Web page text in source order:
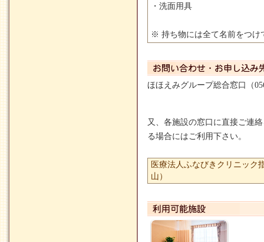
・洗面用具
※ 持ち物には全て名前をつけ
ほほえみグループ総合窓口（
又、各施設の窓口に直接ご連
る場合にはご利用下さい。
医療法人ふなびきクリニック
山）